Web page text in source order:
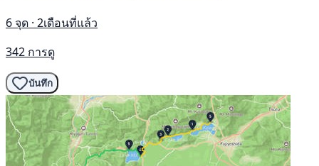
6 จุด · 2เดือนที่แล้ว
342 การดู
บันทึก